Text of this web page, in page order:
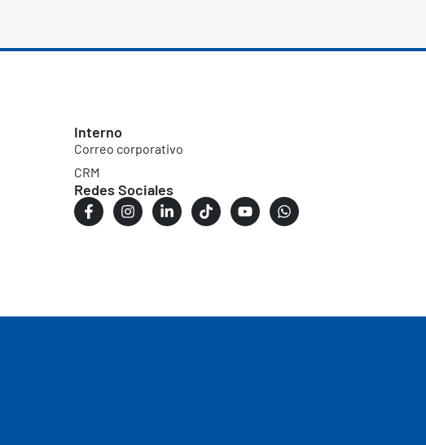
Interno
Correo corporativo
CRM
Redes Sociales